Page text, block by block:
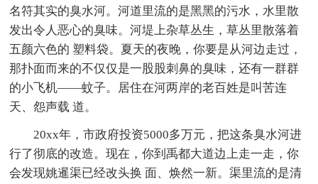
名符其实的臭水河。河道里流的是黑黑的污水，水里散
发出令人恶心的臭味。河堤上杂草丛生，草丛里散落着
五颜六色的 塑料袋。夏天的夜晚，你要是从河边走过，
那扑面而来的不仅仅是一股股刺鼻的臭味，还有一群群
的小飞机——蚊子。居住在河两岸的老百姓是叫苦连
天、怨声载 道。
20xx年，市政府投资5000多万元，把这条臭水河进
行了彻底的改造。现在，你到禹都大道边上走一走，你
会发现姚暹渠已经改头换 面、焕然一新。渠里流的是清